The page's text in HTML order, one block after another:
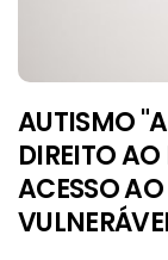
AUTISMO
DIREITO
ACESSO